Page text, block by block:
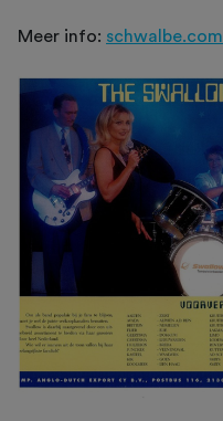
Meer info: schwalbe.com